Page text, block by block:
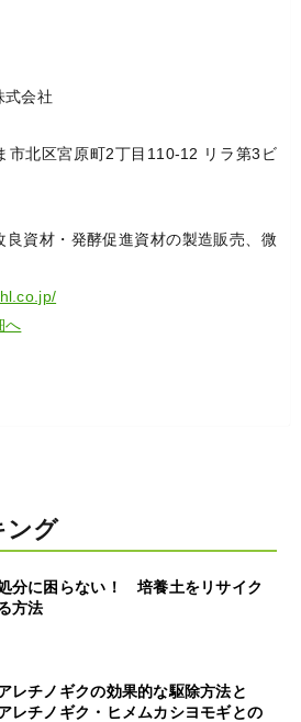
式会社
市北区宮原町2丁目110-12 リラ第3ビ
良資材・発酵促進資材の製造販売、微
へ
ング
分に困らない！ 培養土をリサイク
方法
レチノギクの効果的な駆除方法と
レチノギク・ヒメムカシヨモギとの